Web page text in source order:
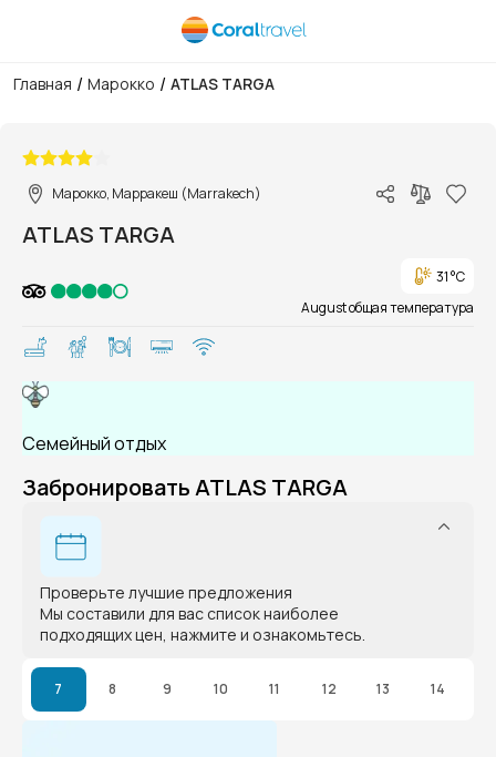
Главная / Марокко / ATLAS TARGA
Марокко, Марракеш (Marrakech)
ATLAS TARGA
31 °C
August общая температура
Семейный отдых
Забронировать ATLAS TARGA
Проверьте лучшие предложения
Мы составили для вас список наиболее
подходящих цен, нажмите и ознакомьтесь.
7 8 9 10 11 12 13 14